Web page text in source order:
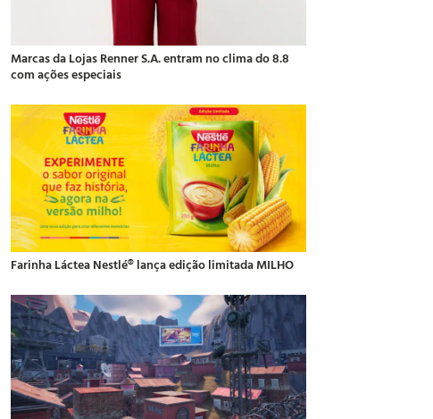
Marcas da Lojas Renner S.A. entram no clima do 8.8
com ações especiais
Farinha Láctea Nestlé® lança edição limitada MILHO